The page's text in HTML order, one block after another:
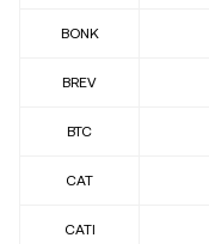
BONK
BREV
BTC
CAT
CATI